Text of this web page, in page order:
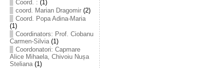
Coord. : (1)
coord. Marian Dragomir(2)
Coord. Popa Adina-Maria
(1)
Coordinators: Prof. Ciobanu
Carmen-Silvia(1)
Coordonatori: Capmare
Alice Mihaela, Chivoiu Nușa
Steliana(1)